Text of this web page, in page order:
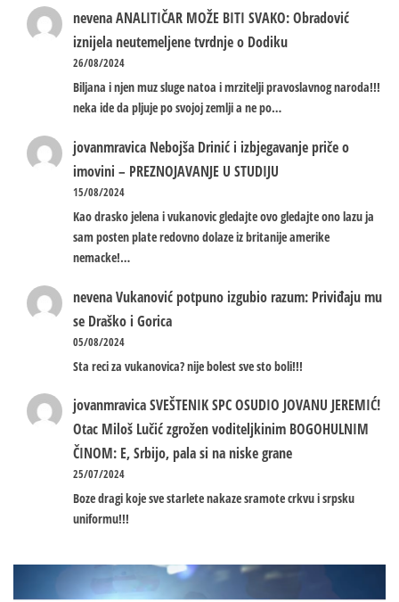
nevenaANALITIČAR MOŽE BITI SVAKO: Obradović
iznijela neutemeljene tvrdnje o Dodiku
26/08/2024
Biljana i njen muz sluge natoa i mrzitelji pravoslavnog naroda!!!
neka ide da pljuje po svojoj zemlji a ne po…
jovanmravica Nebojša Drinić i izbjegavanje priče o
imovini – PREZNOJAVANJE U STUDIJU
15/08/2024
Kao drasko jelena i vukanovic gledajte ovo gledajte ono lazu ja
sam posten plate redovno dolaze iz britanije amerike
nemacke!…
nevenaVukanović potpuno izgubio razum: Priviđaju mu
se Draško i Gorica
05/08/2024
Sta reci za vukanovica? nije bolest sve sto boli!!!
jovanmravicaSVEŠTENIK SPC OSUDIO JOVANU JEREMIĆ!
Otac Miloš Lučić zgrožen voditeljkinim BOGOHULNIM
ČINOM: E, Srbijo, pala si na niske grane
25/07/2024
Boze dragi koje sve starlete nakaze sramote crkvu i srpsku
uniformu!!!